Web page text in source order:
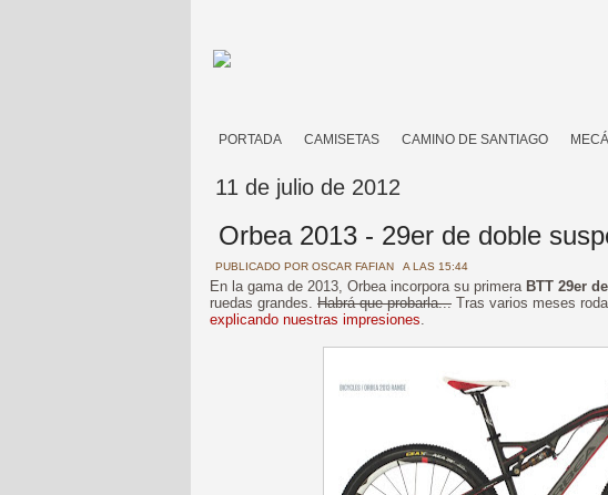
PORTADA CAMISETAS CAMINO DE SANTIAGO
11 de julio de 2012
Orbea 2013 - 29er de doble
PUBLICADO POR OSCAR FAFIAN A LAS 15:44
En la gama de 2013, Orbea incorpora su primera BTT 29er
ruedas grandes. Habrá que probarla... Tras varios meses
explicando nuestras impresiones.